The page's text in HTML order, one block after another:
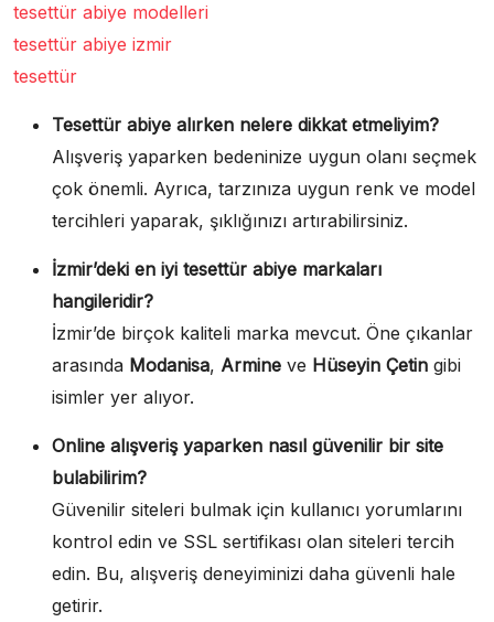
tesettür abiye modelleri
tesettür abiye izmir
tesettür
Tesettür abiye alırken nelere dikkat etmeliyim?
Alışveriş yaparken bedeninize uygun olanı seçmek
çok önemli. Ayrıca, tarzınıza uygun renk ve model
tercihleri yaparak, şıklığınızı artırabilirsiniz.
İzmir’deki en iyi tesettür abiye markaları
hangileridir?
İzmir’de birçok kaliteli marka mevcut. Öne çıkanlar
arasında Modanisa, Armine ve Hüseyin Çetin gibi
isimler yer alıyor.
Online alışveriş yaparken nasıl güvenilir bir site
bulabilirim?
Güvenilir siteleri bulmak için kullanıcı yorumlarını
kontrol edin ve SSL sertifikası olan siteleri tercih
edin. Bu, alışveriş deneyiminizi daha güvenli hale
getirir.